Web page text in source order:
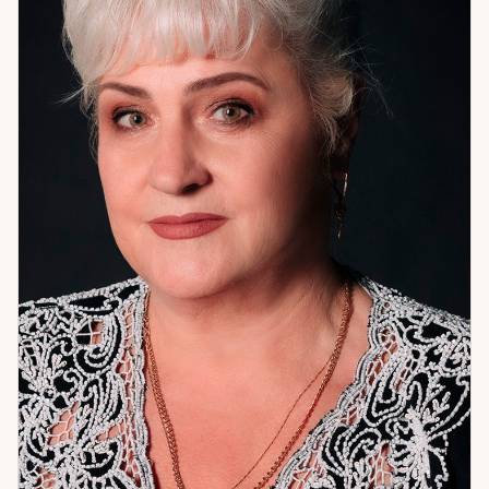
судьба в смысле «задано навсегда» — это сценарий,
который можно осознать и изменить. Именно здесь чаще
всего находится корень того, что не работает годами. Я
помогаю с гармонией в отношениях и семейными
конфликтами, с рабочими и личными тупиками, с
очищением пространства и защитой. Работаю с
денежными потоками и состоянием внутреннего покоя.
Если вы чувствуете, что ходите по кругу — скорее всего,
мы ещё не добирались до настоящей причины. Давайте
доберёмся.